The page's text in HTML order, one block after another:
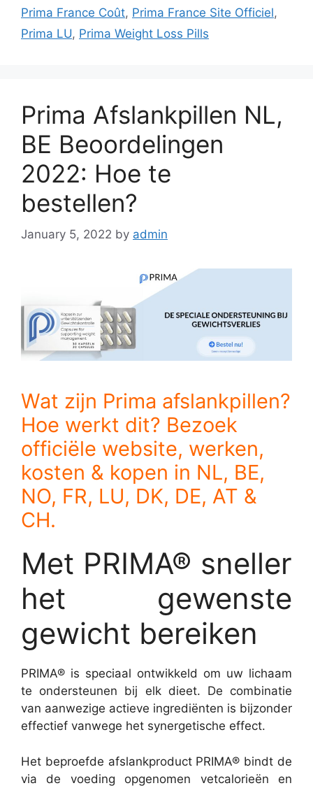
Prima France Coût, Prima France Site Officiel,
Prima LU, Prima Weight Loss Pills
Prima Afslankpillen NL,
BE Beoordelingen
2022: Hoe te
bestellen?
January 5, 2022 by admin
Wat zijn Prima afslankpillen?
Hoe werkt dit? Bezoek
officiële website, werken,
kosten & kopen in NL, BE,
NO, FR, LU, DK, DE, AT &
CH.
Met PRIMA® sneller
het gewenste
gewicht bereiken
PRIMA® is speciaal ontwikkeld om uw lichaam
te ondersteunen bij elk dieet. De combinatie
van aanwezige actieve ingrediënten is bijzonder
effectief vanwege het synergetische effect.
Het beproefde afslankproduct PRIMA® bindt de
via de voeding opgenomen vetcalorieën en